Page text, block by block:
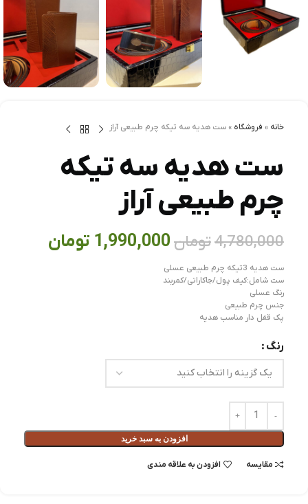
خانه » فروشگاه » ست هدیه سه تیکه چرم طبیعی آراز
ست هدیه سه تیکه
چرم طبیعی آراز
4,780,000تومان 1,990,000 تومان
ست هدیه 3تیکه چرم طبیعی عسلی
ست شامل:کیف پول/جاکاراتی/کمربند
رنگ عسلی
جنس چرم طبیعی
پک قفل دار مناسب هدیه
رنگ
افزودن به سبد خرید
مقايسه افزودن به علاقه مندی